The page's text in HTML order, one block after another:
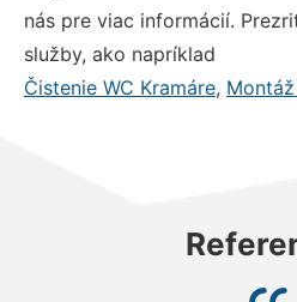
nás pre viac informácií.
služby, ako napríklad
Čistenie WC Kramáre,